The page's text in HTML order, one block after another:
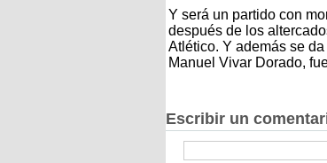
Y será un partido con
después de los
Atlético. Y además se
Manuel Vivar Dorado,
Escribir un